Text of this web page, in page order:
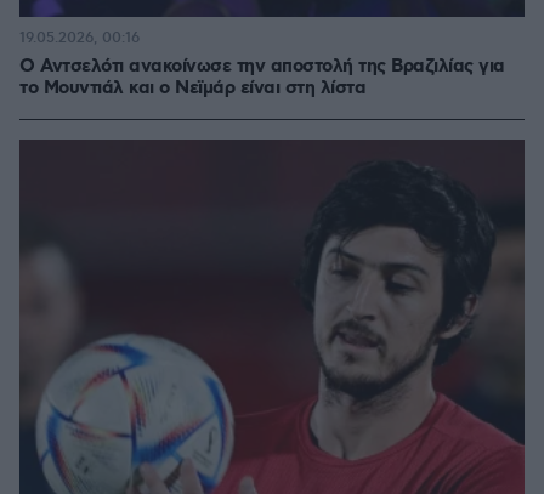
Ο Αντσελότι ανακοίνωσε την αποστολή της Βραζιλίας για
το Μουντιάλ και ο Νεϊμάρ είναι στη λίστα
19.05.2026, 00:16